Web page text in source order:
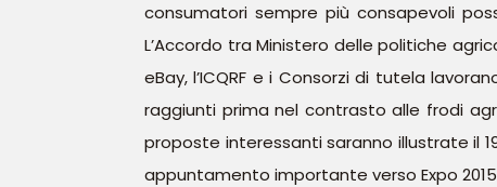
consumatori sempre più consapevoli
L’Accordo tra Ministero delle politiche
eBay, l’ICQRF e i Consorzi di tutela
raggiunti prima nel contrasto alle frodi
proposte interessanti saranno illustrate il
appuntamento importante verso Expo